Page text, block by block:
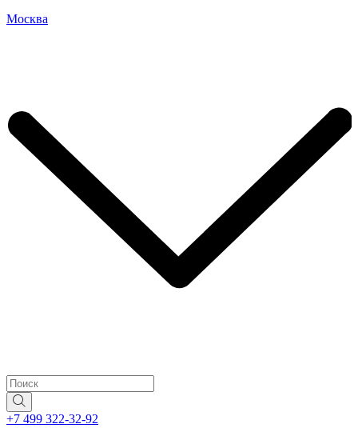
Москва
+7 499 322-32-92